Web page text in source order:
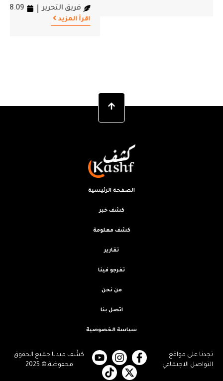
تجدنا على مواقع
التواصل الاجتماعي
كشْف ميديا.جميع الحقوق
محفوظة.© 2025
الصفحة الرئيسية
كشف خبر
كشف معلومة
تقارير
تفرجو فينا
من نحن
اتصل بنا
سياسة الخصوصية